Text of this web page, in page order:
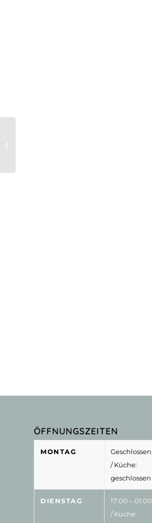
ÖFFNUNGSZEITEN
MONTAG
Geschlossen
/ Küche:
geschlossen
DIENSTAG
17:00 – 01:00
/ Küche: